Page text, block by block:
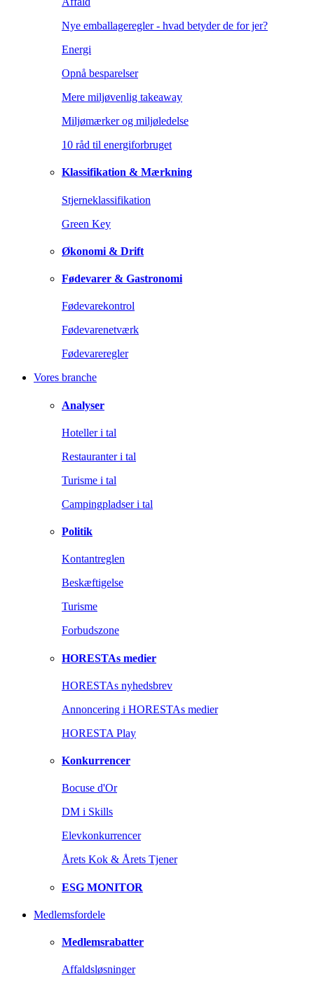
Nye emballageregler - hvad betyder de for jer?
Energi
Opnå besparelser
Mere miljøvenlig takeaway
Miljømærker og miljøledelse
10 råd til energiforbruget
Klassifikation & Mærkning
Stjerneklassifikation
Green Key
Økonomi & Drift
Fødevarer & Gastronomi
Fødevarekontrol
Fødevarenetværk
Fødevareregler
Vores branche
Analyser
Hoteller i tal
Restauranter i tal
Turisme i tal
Campingpladser i tal
Politik
Kontantreglen
Beskæftigelse
Turisme
Forbudszone
HORESTAs medier
HORESTAs nyhedsbrev
Annoncering i HORESTAs medier
HORESTA Play
Konkurrencer
Bocuse d'Or
DM i Skills
Elevkonkurrencer
Årets Kok & Årets Tjener
ESG MONITOR
Medlemsfordele
Medlemsrabatter
Affaldsløsninger